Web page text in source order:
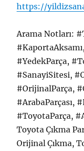
https://
Arama Notları:
#YedekParça,
#SanayiSitesi,
#OrijinalParça,
#ArabaParçası,
#ToyotaParça,
Toyota Çıkma
Orijinal Çıkma,